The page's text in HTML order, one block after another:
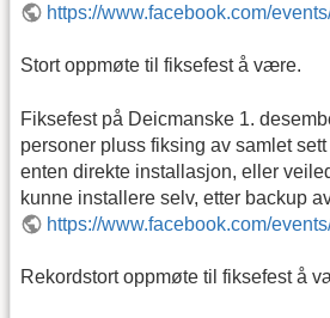
https://www.facebook.com/
Stort oppmøte til fiksefest å være.
Fiksefest på Deicmanske 1.
personer pluss fiksing av samlet
enten direkte installasjon, eller
kunne installere selv, etter backup
https://www.facebook.com/
Rekordstort oppmøte til fiksefest å